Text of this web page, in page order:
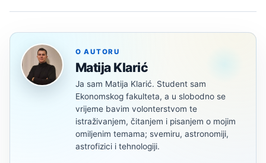
O AUTORU
Matija Klarić
Ja sam Matija Klarić. Student sam
Ekonomskog fakulteta, a u slobodno se
vrijeme bavim volonterstvom te
istraživanjem, čitanjem i pisanjem o mojim
omiljenim temama; svemiru, astronomiji,
astrofizici i tehnologiji.